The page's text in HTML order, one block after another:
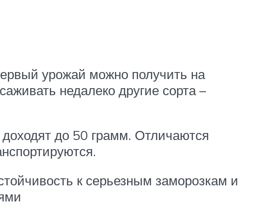
урожай можно получить на
недалеко другие сорта –
до 50 грамм. Отличаются
к серьезным заморозкам и